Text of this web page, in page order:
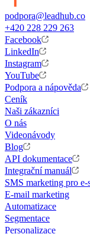
podpora@leadhub.co
+420 228 229 263
Facebook
LinkedIn
Instagram
YouTube
Podpora a nápověda
Ceník
Naši zákazníci
O nás
Videonávody
Blog
API dokumentace
Integrační manuál
SMS marketing pro e-
E-mail marketing
Automatizace
Segmentace
Personalizace